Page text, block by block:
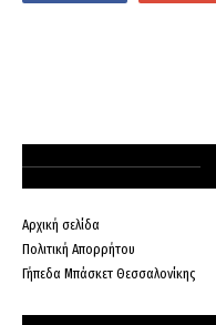
Αρχική σελίδα
Πολιτική Απορρήτου
Γήπεδα Μπάσκετ Θεσσαλονίκης